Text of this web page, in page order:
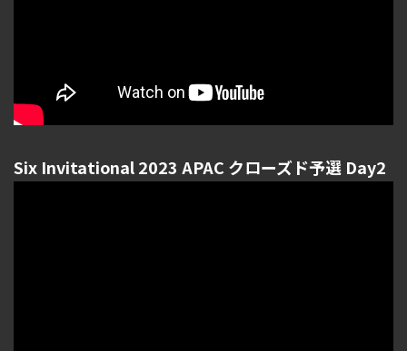
Six Invitational 2023 APAC クローズド予選 Day2